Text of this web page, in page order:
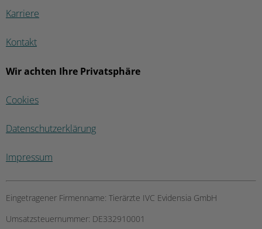
Karriere
Kontakt
Wir achten Ihre Privatsphäre
Cookies
Datenschutzerklärung
Impressum
Eingetragener Firmenname: Tierärzte IVC Evidensia GmbH
Umsatzsteuernummer: DE332910001